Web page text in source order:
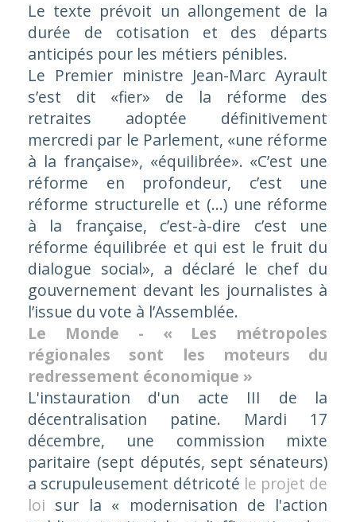
Le texte prévoit un allongement de la
durée de cotisation et des départs
anticipés pour les métiers pénibles.
Le Premier ministre Jean-Marc Ayrault
s’est dit «fier» de la réforme des
retraites adoptée définitivement
mercredi par le Parlement, «une réforme
à la française», «équilibrée». «C’est une
réforme en profondeur, c’est une
réforme structurelle et (...) une réforme
à la française, c’est-à-dire c’est une
réforme équilibrée et qui est le fruit du
dialogue social», a déclaré le chef du
gouvernement devant les journalistes à
l’issue du vote à l’Assemblée.
Le Monde - « Les métropoles
régionales sont les moteurs du
redressement économique »
L'instauration d'un acte III de la
décentralisation patine. Mardi 17
décembre, une commission mixte
paritaire (sept députés, sept sénateurs)
a scrupuleusement détricoté le projet de
loi sur la « modernisation de l'action